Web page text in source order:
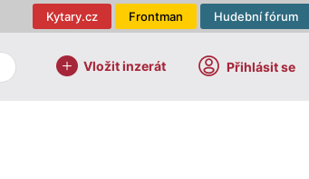
Hudební fórum
Frontman
Kytary.cz
Vložit inzerát Přihlásit se